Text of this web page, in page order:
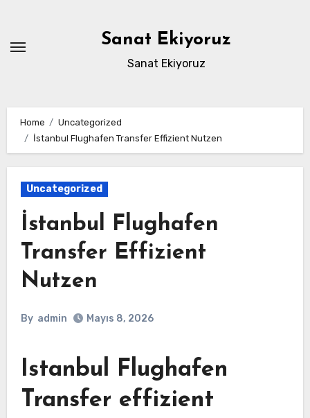
content
Sanat Ekiyoruz
Sanat Ekiyoruz
Home
Uncategorized
İstanbul Flughafen Transfer Effizient Nutzen
Uncategorized
İstanbul Flughafen
Transfer Effizient
Nutzen
By admin Mayıs 8, 2026
Istanbul Flughafen
Transfer effizient